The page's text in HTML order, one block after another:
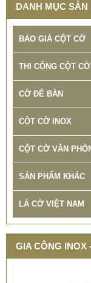
DANH MỤC SẢN
BÁO GIÁ CỘT CỜ
THI CÔNG CỘT CỜ
CỜ ĐỂ BÀN
CỘT CỜ INOX
CỘT CỜ VĂN
SẢN PHẨM KHÁC
LÁ CỜ VIỆT NAM
GIA CÔNG INOX
THIẾT KẾ THI